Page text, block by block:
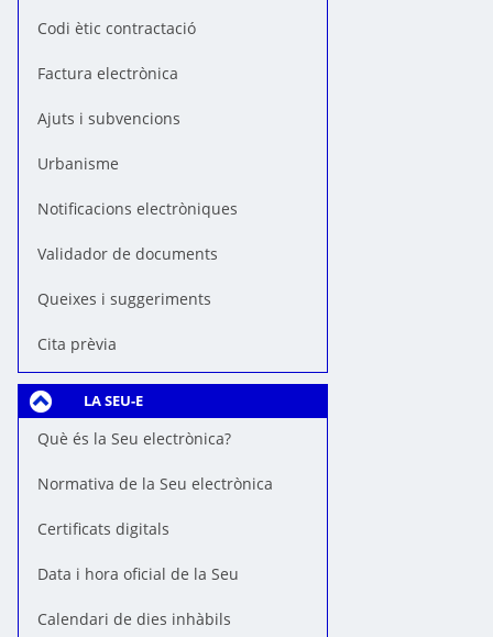
Codi ètic contractació
Factura electrònica
Ajuts i subvencions
Urbanisme
Notificacions electròniques
Validador de documents
Queixes i suggeriments
Cita prèvia
LA SEU-E
Què és la Seu electrònica?
Normativa de la Seu electrònica
Certificats digitals
Data i hora oficial de la Seu
Calendari de dies inhàbils